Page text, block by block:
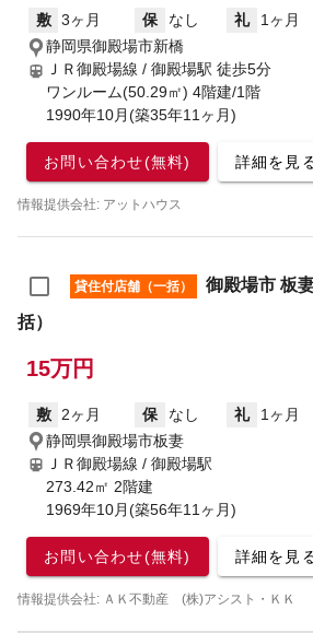
敷 3ヶ月 保 なし 礼
1ヶ月
静岡県御殿場市新橋
ＪＲ御殿場線 / 御殿場駅 徒歩5分
ワンルーム(50.29㎡) 4階建/1階
1990年10月(築35年11ヶ月)
お問い合わせ(無料) 詳細を見
情報提供会社: アットハウス
貸住付店舗（一括）
御殿場市 板
括）
15万円
敷 2ヶ月 保 なし 礼
1ヶ月
静岡県御殿場市板妻
ＪＲ御殿場線 / 御殿場駅
273.42㎡ 2階建
1969年10月(築56年11ヶ月)
お問い合わせ(無料) 詳細を見
情報提供会社: ＡＫ不動産 (株)アシスト・ＫＫ